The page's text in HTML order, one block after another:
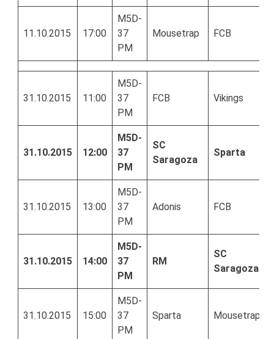
11.10.2015 17:00
M5D-
37
PM
Mousetrap FCB
31.10.2015 11:00
M5D-
37
PM
FCB Vikings
31.10.2015 12:00
M5D-
37
PM
SC
Saragoza
Sparta
31.10.2015 13:00
M5D-
37
PM
Adonis FCB
31.10.2015 14:00
M5D-
37
PM
RM
SC
Saragoza
31.10.2015 15:00
M5D-
37
PM
Sparta Mousetrap